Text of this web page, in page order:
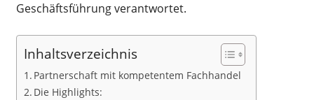
Geschäftsführung verantwortet.
Inhaltsverzeichnis
Partnerschaft mit kompetentem Fachhandel
Die Highlights: